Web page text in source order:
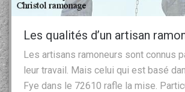
Les qualités d’un artisan
Les artisans ramoneurs sont connus
leur travail. Mais celui qui est basé
Fye dans le 72610 rafle la mise.